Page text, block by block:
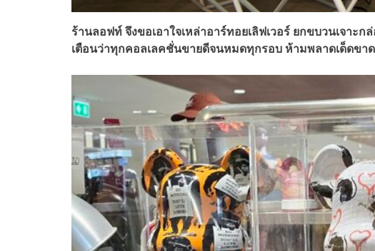
ร้านลอฟท์ จึงขอเอาใจเหล่าอาร์ทอยเลิฟเวอร์ ยกขบวนเจาะก
เตือนว่าทุกคอลเลคชั่นขายดีจนหมดทุกรอบ ห้ามพลาดเด็ดขา